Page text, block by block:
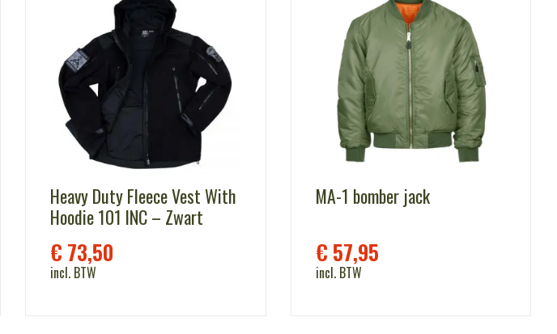
Heavy Duty Fleece Vest With
Hoodie 101 INC – Zwart
€ 73,50
incl. BTW
MA-1 bomber jack
€ 57,95
incl. BTW